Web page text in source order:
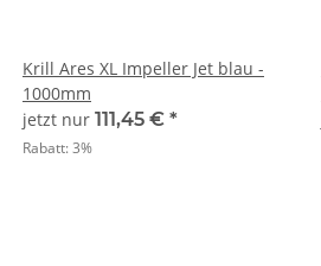
Krill Ares XL Impeller Jet blau -
1000mm
jetzt nur 111,45 € *
Rabatt:3%